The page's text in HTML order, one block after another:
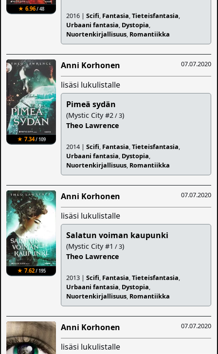
★ 6.96/ 48
2016 |Scifi, Fantasia,Tieteisfantasia,
Urbaani fantasia, Dystopia,
Nuortenkirjallisuus, Romantiikka
★ 7.34/ 109
07.07.2020
Anni Korhonen
lisäsi lukulistalle
Pimeä sydän
(Mystic City #2/ 3)
Theo Lawrence
2014 |Scifi, Fantasia,Tieteisfantasia,
Urbaani fantasia, Dystopia,
Nuortenkirjallisuus, Romantiikka
★ 7.62/ 195
07.07.2020
Anni Korhonen
lisäsi lukulistalle
Salatun voiman kaupunki
(Mystic City #1 / 3)
Theo Lawrence
2013 |Scifi, Fantasia,Tieteisfantasia,
Urbaani fantasia, Dystopia,
Nuortenkirjallisuus, Romantiikka
07.07.2020
Anni Korhonen
lisäsi lukulistalle